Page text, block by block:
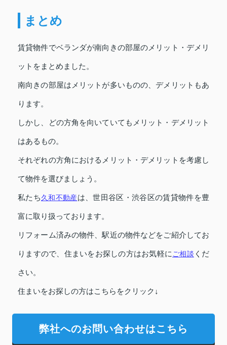
まとめ
賃貸物件でベランダが南向きの部屋のメリット・デメリ
ットをまとめました。
南向きの部屋はメリットが多いものの、デメリットもあ
ります。
しかし、どの方角を向いていてもメリット・デメリット
はあるもの。
それぞれの方角におけるメリット・デメリットを考慮し
て物件を選びましょう。
私たち久和不動産は、世田谷区・渋谷区の賃貸物件を豊
富に取り扱っております。
リフォーム済みの物件、駅近の物件などをご紹介してお
りますので、住まいをお探しの方はお気軽に ご相談 くだ
さい。
住まいをお探しの方はこちらをクリック↓
弊社へのお問い合わせはこちら